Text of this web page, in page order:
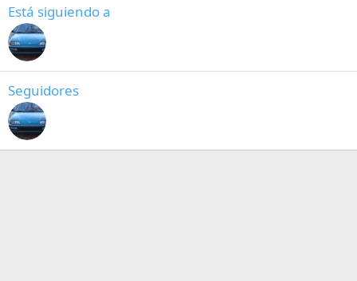
Está siguiendo a
Seguidores